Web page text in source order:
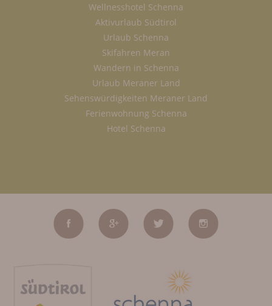
Wellnesshotel Schenna
Aktivurlaub Südtirol
Urlaub Schenna
Skifahren Meran
Wandern in Schenna
Urlaub Meraner Land
Sehenswürdigkeiten Meraner Land
Ferienwohnung Schenna
Hotel Schenna